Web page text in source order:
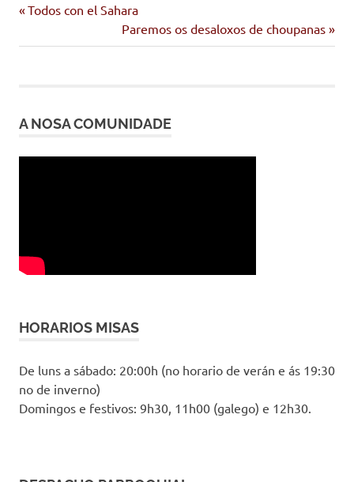
Navegación
de
Entrada
Todos con el Sahara
Siguiente
entrada:
Paremos os desaloxos de choupanas
A NOSA COMUNIDADE
HORARIOS MISAS
De luns a sábado: 20:00h (no horario de verán e ás 19:30
no de inverno)
Domingos e festivos: 9h30, 11h00 (galego) e 12h30.